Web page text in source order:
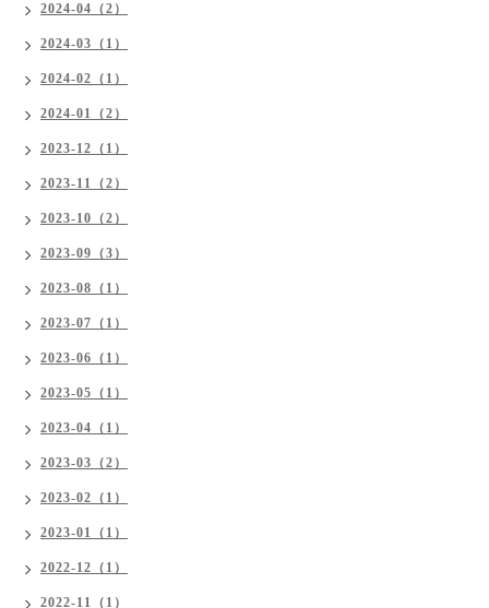
2024-04（2）
2024-03（1）
2024-02（1）
2024-01（2）
2023-12（1）
2023-11（2）
2023-10（2）
2023-09（3）
2023-08（1）
2023-07（1）
2023-06（1）
2023-05（1）
2023-04（1）
2023-03（2）
2023-02（1）
2023-01（1）
2022-12（1）
2022-11（1）